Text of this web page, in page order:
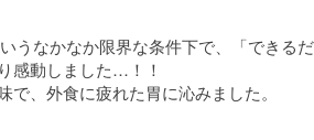
うなかなか限界な条件下で、「できる
感動しました…！！
、外食に疲れた胃に沁みました。